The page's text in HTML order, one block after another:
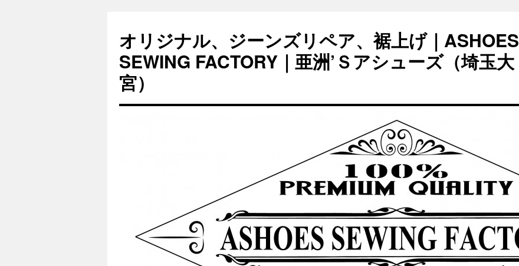
オリジナル、ジーンズリペア、裾上げ｜ASHOES
SEWING FACTORY｜亜洲’Ｓアシューズ（埼玉大
宮）